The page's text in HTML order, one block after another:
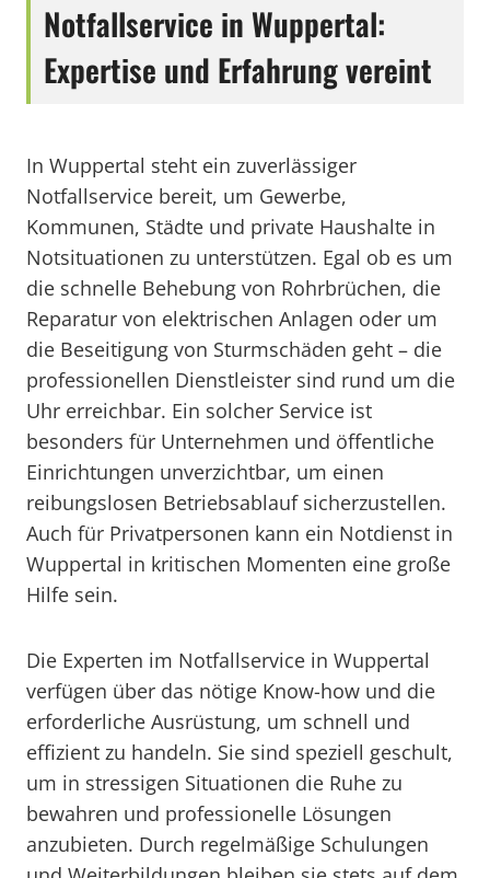
Notfallservice in Wuppertal:
Expertise und Erfahrung vereint
In Wuppertal steht ein zuverlässiger
Notfallservice bereit, um Gewerbe,
Kommunen, Städte und private Haushalte in
Notsituationen zu unterstützen. Egal ob es um
die schnelle Behebung von Rohrbrüchen, die
Reparatur von elektrischen Anlagen oder um
die Beseitigung von Sturmschäden geht – die
professionellen Dienstleister sind rund um die
Uhr erreichbar. Ein solcher Service ist
besonders für Unternehmen und öffentliche
Einrichtungen unverzichtbar, um einen
reibungslosen Betriebsablauf sicherzustellen.
Auch für Privatpersonen kann ein Notdienst in
Wuppertal in kritischen Momenten eine große
Hilfe sein.
Die Experten im Notfallservice in Wuppertal
verfügen über das nötige Know-how und die
erforderliche Ausrüstung, um schnell und
effizient zu handeln. Sie sind speziell geschult,
um in stressigen Situationen die Ruhe zu
bewahren und professionelle Lösungen
anzubieten. Durch regelmäßige Schulungen